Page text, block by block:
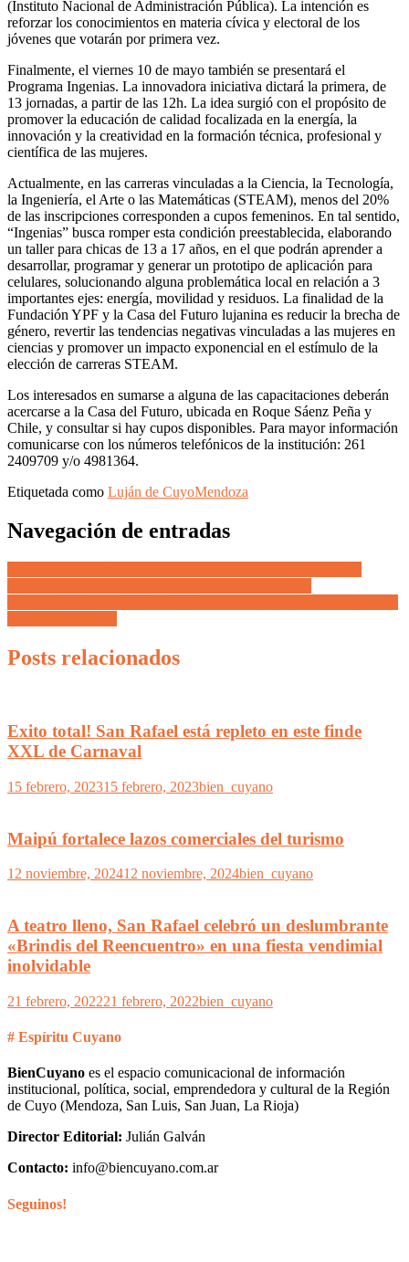
(Instituto Nacional de Administración Pública). La intención es
reforzar los conocimientos en materia cívica y electoral de los
jóvenes que votarán por primera vez.
Finalmente, el viernes 10 de mayo también se presentará el
Programa Ingenias. La innovadora iniciativa dictará la primera, de
13 jornadas, a partir de las 12h. La idea surgió con el propósito de
promover la educación de calidad focalizada en la energía, la
innovación y la creatividad en la formación técnica, profesional y
científica de las mujeres.
Actualmente, en las carreras vinculadas a la Ciencia, la Tecnología,
la Ingeniería, el Arte o las Matemáticas (STEAM), menos del 20%
de las inscripciones corresponden a cupos femeninos. En tal sentido,
“Ingenias” busca romper esta condición preestablecida, elaborando
un taller para chicas de 13 a 17 años, en el que podrán aprender a
desarrollar, programar y generar un prototipo de aplicación para
celulares, solucionando alguna problemática local en relación a 3
importantes ejes: energía, movilidad y residuos. La finalidad de la
Fundación YPF y la Casa del Futuro lujanina es reducir la brecha de
género, revertir las tendencias negativas vinculadas a las mujeres en
ciencias y promover un impacto exponencial en el estímulo de la
elección de carreras STEAM.
Los interesados en sumarse a alguna de las capacitaciones deberán
acercarse a la Casa del Futuro, ubicada en Roque Sáenz Peña y
Chile, y consultar si hay cupos disponibles. Para mayor información
comunicarse con los números telefónicos de la institución: 261
2409709 y/o 4981364.
Etiquetada como Luján de CuyoMendoza
Navegación de entradas
Posts relacionados
Exito total! San Rafael está repleto en este finde
XXL de Carnaval
15 febrero, 202315 febrero, 2023bien_cuyano
Maipú fortalece lazos comerciales del turismo
12 noviembre, 202412 noviembre, 2024bien_cuyano
A teatro lleno, San Rafael celebró un deslumbrante
«Brindis del Reencuentro» en una fiesta vendimial
inolvidable
21 febrero, 202221 febrero, 2022bien_cuyano
# Espíritu Cuyano
BienCuyano es el espacio comunicacional de información
institucional, política, social, emprendedora y cultural de la Región
de Cuyo (Mendoza, San Luis, San Juan, La Rioja)
Director Editorial: Julián Galván
Contacto: info@biencuyano.com.ar
Seguinos!